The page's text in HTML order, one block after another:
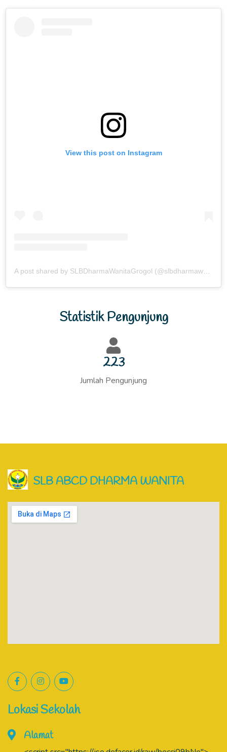
View this post on Instagram
Statistik Pengunjung
223
Jumlah Pengunjung
SLB ABCD DHARMA WANITA
Lokasi Sekolah
Alamat